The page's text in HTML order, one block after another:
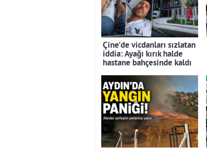
Çine'de vicdanları sızlatan
iddia: Ayağı kırık halde
hastane bahçesinde kaldı